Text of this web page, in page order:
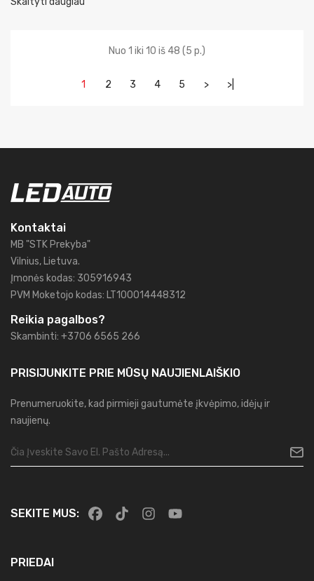
Nuo 1 iki 10 iš 48 (5 p.)
1 2 3 4 5 > >|
Kontaktai
MB "STK Prekyba"
Vilnius, Lietuva.
Įmonės kodas: 305916943
PVM Moketojo kodas: LT100014448312
Reikia pagalbos?
Skambinti: +3706 6565 266
PRISIJUNKITE PRIE MŪSŲ NAUJIENLAIŠKIO
Prenumeruokite, kad pirmieji gautumėte įkvėpimo, idėjų ir
naujienų.
SEKITE MUS:
PRIEDAI